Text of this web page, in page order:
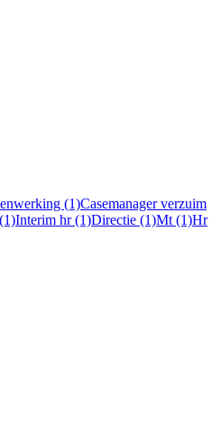
(1)Casemanager verzuim
Interim hr (1)Directie (1)Mt (1)Hr